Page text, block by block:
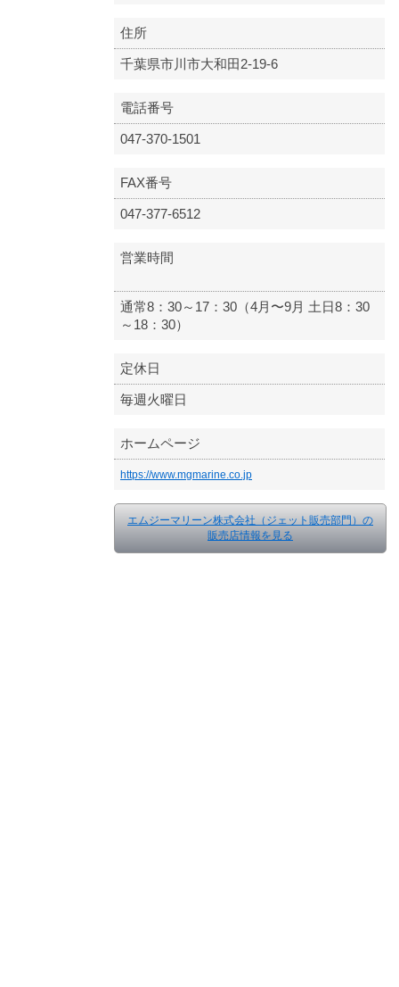
住所
千葉県市川市大和田2-19-6
電話番号
047-370-1501
FAX番号
047-377-6512
営業時間
通常8：30～17：30（4月〜9月 土日8：30
～18：30）
定休日
毎週火曜日
ホームページ
https://www.mgmarine.co.jp
エムジーマリーン株式会社（ジェット販売部門）の
販売店情報を見る